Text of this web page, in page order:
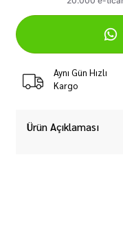
Aynı Gün Hızlı
Kargo
Ürün Açıklaması